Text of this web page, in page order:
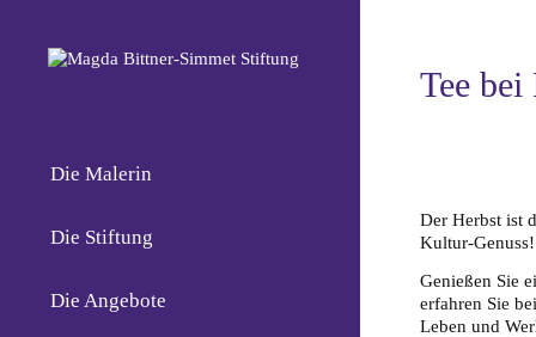
Die Malerin
Die Stiftung
Die Angebote
Tee
Der Herbst ist
Kultur-
Genießen Sie
erfahren Sie
Leben und